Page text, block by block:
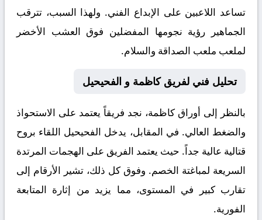
تساعد اللاعبين على الإبداع الفني. ولهذا السبب، تترقب
الجماهير رؤية نجومها المفضلين فوق العشب الأخضر
لملعب ملعب الصداقة والسلام.
تحليل فني لفريق كاظمة و الفحيحيل
بالنظر إلى أوراق كاظمة، نجد فريقاً يعتمد على الاستحواذ
والضغط العالي. في المقابل، يدخل الفحيحيل اللقاء بروح
قتالية عالية جداً. حيث يعتمد الفريق على الهجمات المرتدة
السريعة لمباغتة الخصم. وفوق كل ذلك، تشير الأرقام إلى
تقارب كبير في المستوى، مما يزيد من إثارة المتابعة
الفورية.